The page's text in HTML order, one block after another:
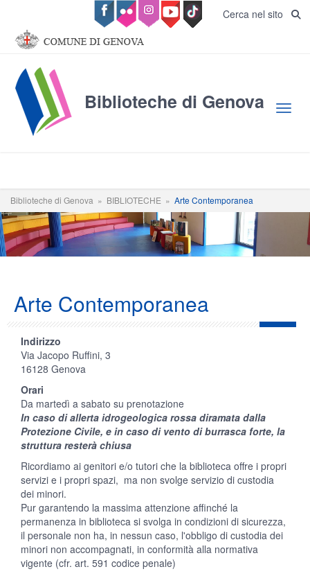
Salta al contenuto principale Cerca nel sito
Biblioteche di Genova
Biblioteche di Genova » BIBLIOTECHE » Arte Contemporanea
Arte Contemporanea
Indirizzo
Via Jacopo Ruffini, 3
16128 Genova
Orari
Da martedì a sabato su prenotazione
In caso di allerta idrogeologica rossa diramata dalla
Protezione Civile, e in caso di vento di burrasca forte, la
struttura resterà chiusa
Ricordiamo ai genitori e/o tutori che la biblioteca offre i propri
servizi e i propri spazi, ma non svolge servizio di custodia
dei minori.
Pur garantendo la massima attenzione affinché la
permanenza in biblioteca si svolga in condizioni di sicurezza,
il personale non ha, in nessun caso, l'obbligo di custodia dei
minori non accompagnati, in conformità alla normativa
vigente (cfr. art. 591 codice penale)